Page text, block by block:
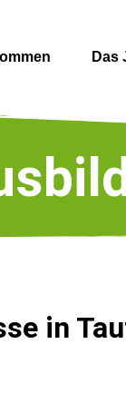
Das
in